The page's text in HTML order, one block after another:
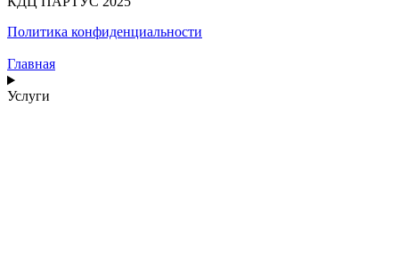
Политика конфиденциальности
Главная
Услуги